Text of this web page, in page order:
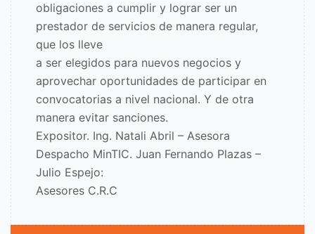
obligaciones a cumplir y lograr ser un
prestador de servicios de manera regular,
que los lleve
a ser elegidos para nuevos negocios y
aprovechar oportunidades de participar en
convocatorias a nivel nacional. Y de otra
manera evitar sanciones.
Expositor. Ing. Natali Abril – Asesora
Despacho MinTIC. Juan Fernando Plazas –
Julio Espejo:
Asesores C.R.C